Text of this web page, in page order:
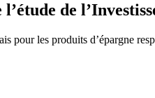
de
pour les produits d’épargne